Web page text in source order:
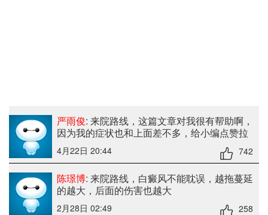
严雨俊: 来院路线，这篇文章对我很有帮助啊，
因为我的症状也和上面差不多，给小编点赞拉
4月22日 20:44 742
陈璟博: 来院路线，白癜风不能耽误，越拖蔓延
的越大，后面的伤害也越大
2月28日 02:49
258